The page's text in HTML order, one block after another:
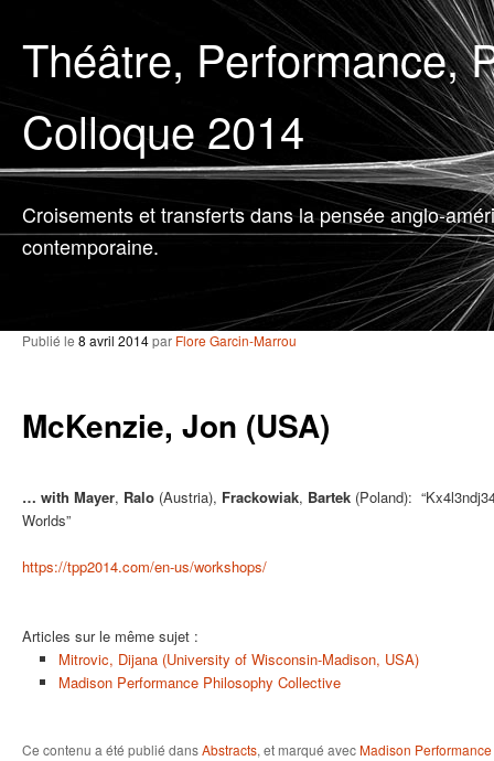
Théâtre, Performance,
Colloque 2014
Croisements et transferts dans la pensée anglo-
contemporaine.
McKenzie, Jon (USA)
Publié le 8 avril 2014par Flore Garcin-Marrou
… with Mayer, Ralo (Austria), Frackowiak, Bartek (Poland):
Worlds”
https://tpp2014.com/en-us/workshops/
Articles sur le même sujet :
Mitrovic, Dijana (University of Wisconsin-Madison, USA)
Madison Performance Philosophy Collective
Ce contenu a été publié dansAbstracts, et marqué avecMadison